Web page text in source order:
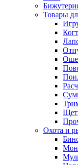
Товары
Охота и